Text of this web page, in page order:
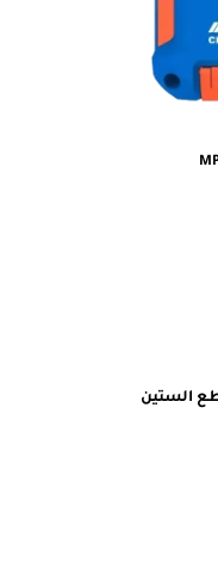
الستين